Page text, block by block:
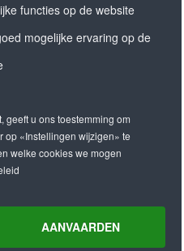
eindloos
50% van de sterkte van
tandriem, echter voor
is dit ruim
functies op de website
mogelijke ervaring op de
geeft u ons toestemming om
op «Instellingen wijzigen» te
welke cookies we mogen
AANVAARDEN